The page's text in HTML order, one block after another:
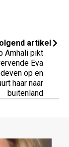
artikel
Amhali pikt
Eva
op en
haar naar
buitenland